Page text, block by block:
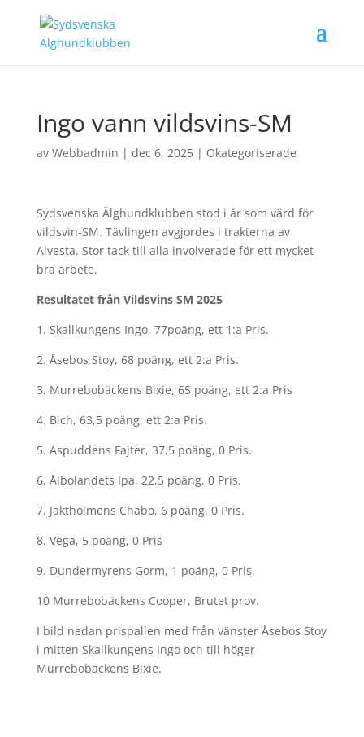
Ingo vann vildsvins-SM
av Webbadmin | dec 6, 2025| Okategoriserade
Sydsvenska Älghundklubben stod i år som värd för
vildsvin-SM. Tävlingen avgjordes i trakterna av
Alvesta. Stor tack till alla involverade för ett mycket
bra arbete.
Resultatet från Vildsvins SM 2025
1. Skallkungens Ingo, 77poäng, ett 1:a Pris.
2. Åsebos Stoy, 68 poäng, ett 2:a Pris.
3. Murrebobäckens Bixie, 65 poäng, ett 2:a Pris
4. Bich, 63,5 poäng, ett 2:a Pris.
5. Aspuddens Fajter, 37,5 poäng, 0 Pris.
6. Ålbolandets Ipa, 22,5 poäng, 0 Pris.
7. Jaktholmens Chabo, 6 poäng, 0 Pris.
8. Vega, 5 poäng, 0 Pris
9. Dundermyrens Gorm, 1 poäng, 0 Pris.
10 Murrebobäckens Cooper, Brutet prov.
I bild nedan prispallen med från vänster Åsebos Stoy
i mitten Skallkungens Ingo och till höger
Murrebobäckens Bixie.